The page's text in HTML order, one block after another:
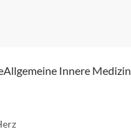
Allgemeine Innere Medizin